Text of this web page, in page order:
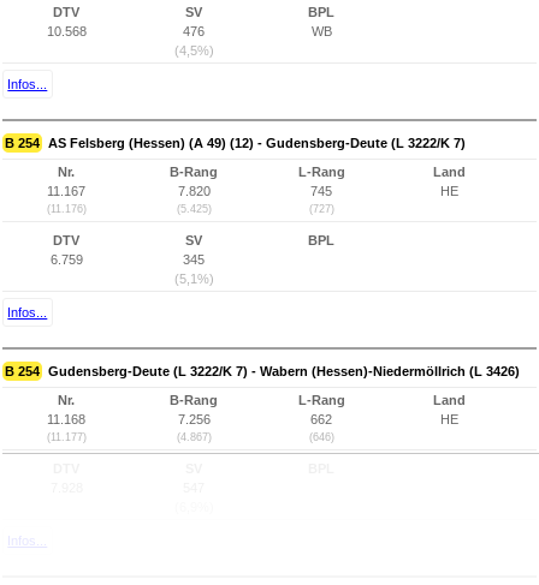
DTV
10.568
SV
476
(4,5%)
BPL
WB
Infos...
B 254 AS Felsberg (Hessen) (A 49) (12) - Gudensberg-Deute (L 3222/K 7)
Nr.
11.167
(11.176)
B-Rang
7.820
(5.425)
L-Rang
745
(727)
Land
HE
DTV
6.759
SV
345
(5,1%)
BPL
Infos...
B 254 Gudensberg-Deute (L 3222/K 7) - Wabern (Hessen)-Niedermöllrich (L 3426)
Nr.
11.168
(11.177)
B-Rang
7.256
(4.867)
L-Rang
662
(646)
Land
HE
Infos...